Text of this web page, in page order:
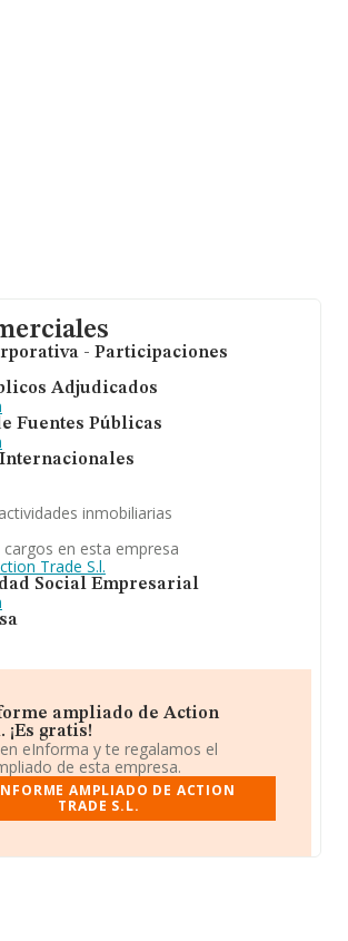
- Participaciones
Adjudicados
Fuentes Públicas
inmobiliarias
en esta empresa
Trade S.l.
Social Empresarial
ampliado de Action
¡Es gratis!
eInforma y te regalamos el
de esta empresa.
AMPLIADO DE ACTION
TRADE S.L.